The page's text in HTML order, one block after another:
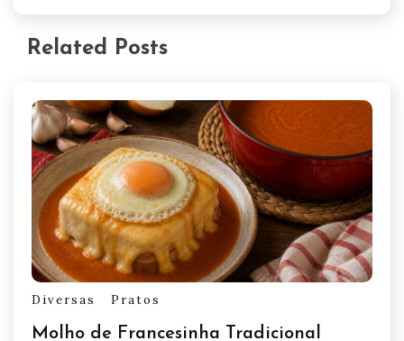
Related Posts
Diversas Pratos
Molho de Francesinha Tradicional